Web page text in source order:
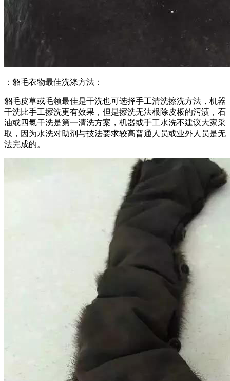
：貂毛衣物最佳洗涤方法：
貂毛皮草或毛领最佳是干洗也可选择手工清洗擦洗方法，机器
干洗比手工擦洗更有效果，但是擦洗无法根除皮板的污渍，石
油或四氯干洗是第一清洗方案，机器或手工水洗不建议大家采
取，因为水洗对助剂与技法要求较高普通人员或业外人员是无
法完成的。